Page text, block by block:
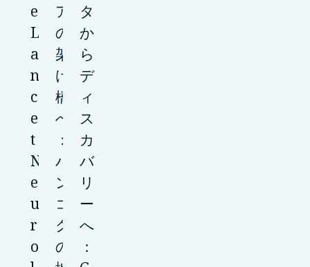
e
L
a
n
c
e
t
N
e
u
r
o
ア
の
架
け
橋
へ
：
バ
ン
コ
ク
の
タ
か
ら
デ
ィ
ス
カ
バ
リ
ー
へ
：